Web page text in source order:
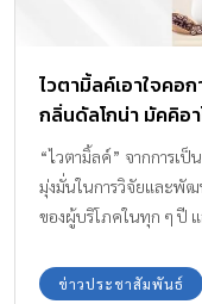
ไวตามิ้ลค์เอาใจคอ
กลิ่นดัลโกน่า มัคคิอ
จากเกาหลี
“ไวตามิ้ลค์” จากการเ
มุ่งมั่นในการวิจัยและพั
ของผู้บริโภคในทุก ๆ ปี
ความต้องการในยุคดิจิทัล
ข่าวประชาสัมพันธ์